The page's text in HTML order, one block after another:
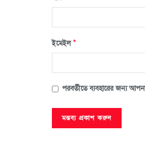
ইমেইল*
পরবর্তীতে ব্যবহারের জন্য